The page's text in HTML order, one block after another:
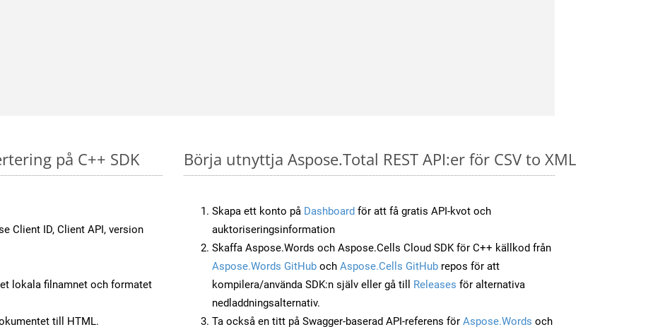
på C++ SDK
Client ID, Client API, version
lokala filnamnet och formatet
till HTML.
Börja utnyttja Aspose.Total REST API:er för CSV to XML
Skapa ett konto på Dashboard för att få gratis API-kvot och
auktoriseringsinformation
Skaffa Aspose.Words och Aspose.Cells Cloud SDK för C++ källkod från
Aspose.Words GitHub och Aspose.Cells GitHub repos för att
kompilera/använda SDK:n själv eller gå till Releases för alternativa
nedladdningsalternativ.
Ta också en titt på Swagger-baserad API-referens för Aspose.Words och